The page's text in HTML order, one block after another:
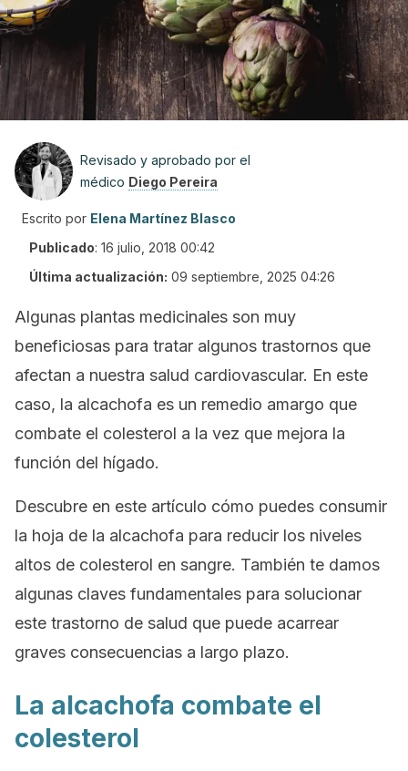
Revisado y aprobado por el
médico Diego Pereira
Escrito por Elena Martínez Blasco
Publicado: 16 julio, 2018 00:42
Última actualización: 09 septiembre, 2025 04:26
Algunas plantas medicinales son muy
beneficiosas para tratar algunos trastornos que
afectan a nuestra salud cardiovascular. En este
caso, la alcachofa es un remedio amargo que
combate el colesterol a la vez que mejora la
función del hígado.
Descubre en este artículo cómo puedes consumir
la hoja de la alcachofa para reducir los niveles
altos de colesterol en sangre. También te damos
algunas claves fundamentales para solucionar
este trastorno de salud que puede acarrear
graves consecuencias a largo plazo.
La alcachofa combate el
colesterol